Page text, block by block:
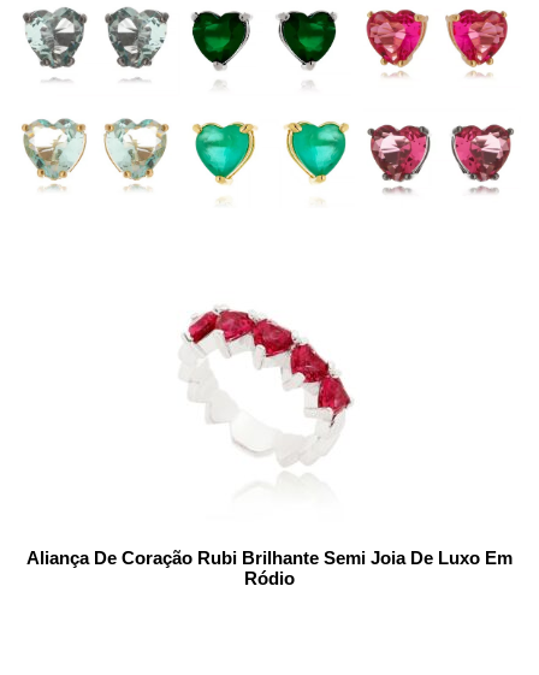
Aliança De Coração Rubi Brilhante Semi Joia De Luxo Em
Ródio